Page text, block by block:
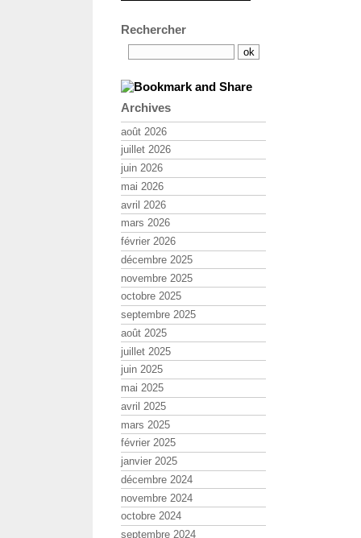
Rechercher
Archives
août 2026
juillet 2026
juin 2026
mai 2026
avril 2026
mars 2026
février 2026
décembre 2025
novembre 2025
octobre 2025
septembre 2025
août 2025
juillet 2025
juin 2025
mai 2025
avril 2025
mars 2025
février 2025
janvier 2025
décembre 2024
novembre 2024
octobre 2024
septembre 2024